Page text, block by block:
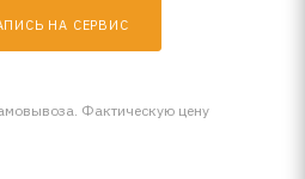
НА СЕРВИС
Фактическую цену